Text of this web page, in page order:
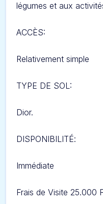
légumes et aux
ACCÈS:
Relativement simple
TYPE DE SOL:
Dior.
DISPONIBILITÉ:
Immédiate
Frais de Visite 25.000